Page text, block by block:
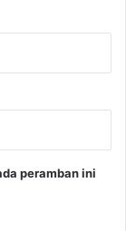
peramban ini